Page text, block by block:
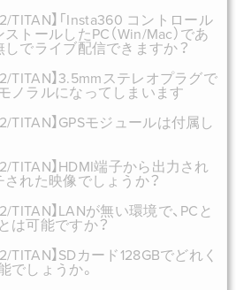
TITAN】「Insta360 コントロール
トールしたPC（Win/Mac）であ
しでライブ配信できますか？
TITAN】3.5mmステレオプラグで
ノラルになってしまいます
TITAN】GPSモジュールは付属し
TITAN】HDMI端子から出力され
された映像でしょうか？
TITAN】LANが無い環境で、PCと
は可能ですか？
TITAN】SDカード128GBでどれく
でしょうか。